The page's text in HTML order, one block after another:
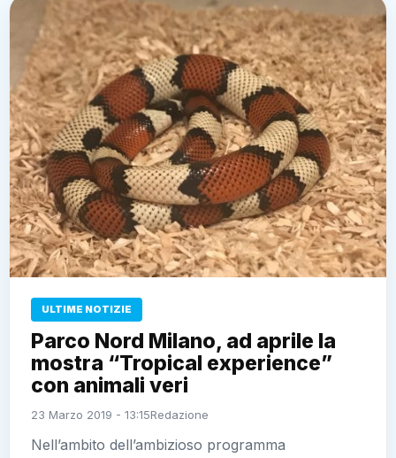
ULTIME NOTIZIE
Parco Nord Milano, ad aprile la
mostra “Tropical experience”
con animali veri
23 Marzo 2019 - 13:15Redazione
Nell’ambito dell’ambizioso programma